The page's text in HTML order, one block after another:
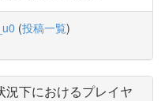
(投稿一覧)
況下におけるプレイヤ